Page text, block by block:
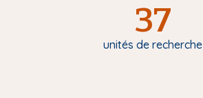
37
unités de recherche